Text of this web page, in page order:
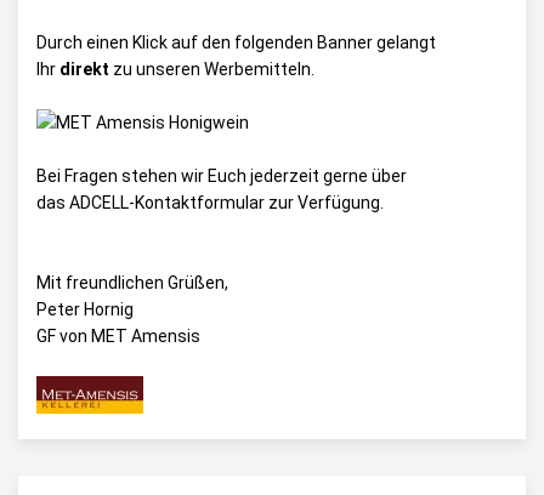
Durch einen Klick auf den folgenden Banner gelangt
Ihr direkt zu unseren Werbemitteln.
Bei Fragen stehen wir Euch jederzeit gerne über
das ADCELL-Kontaktformular zur Verfügung.
Mit freundlichen Grüßen,
Peter Hornig
GF von MET Amensis